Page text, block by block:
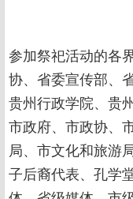
参加祭祀活动的各
协、省委宣传部、
贵州行政学院、贵
市政府、市政协、
局、市文化和旅游
子后裔代表、孔学